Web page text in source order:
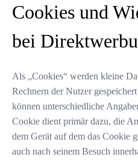
Cookies und
bei
Als „Cookies“ werden kleine
Rechnern der Nutzer
können unterschiedliche
Cookie dient primär dazu, die
dem Gerät auf dem das Cookie
auch nach seinem Besuch